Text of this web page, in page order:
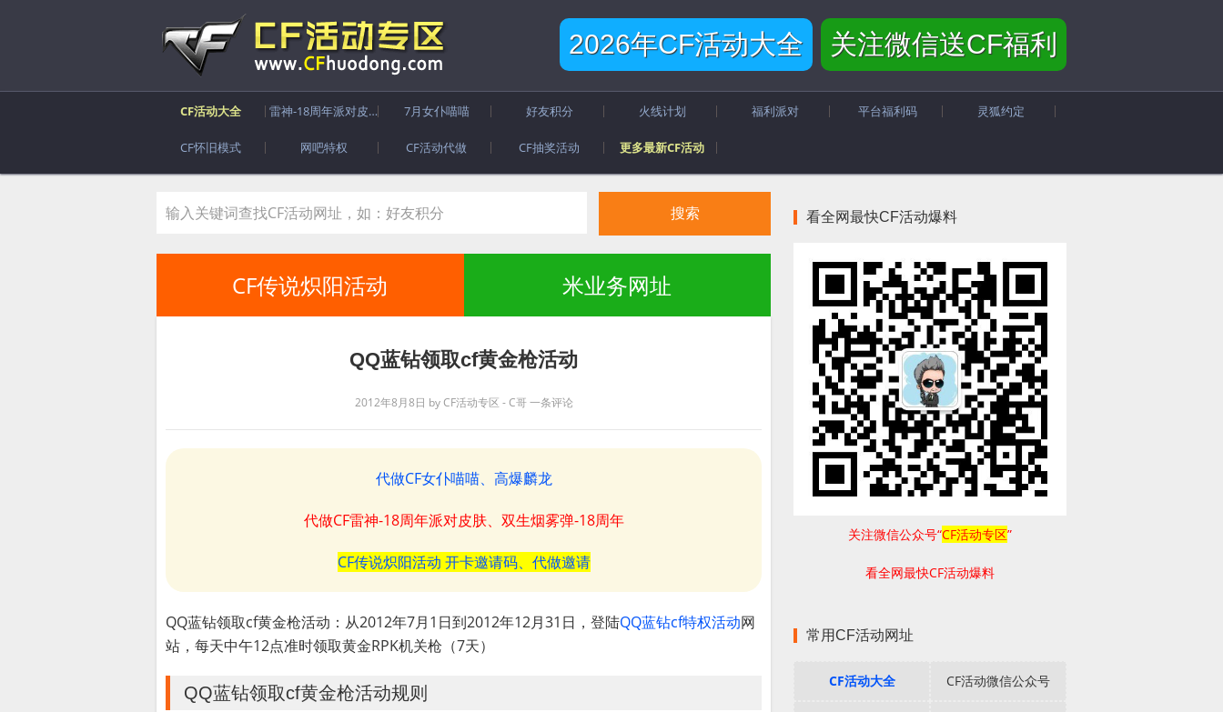
2026年CF活动大全 关注微信送CF福利
CF活动大全 雷神-18周年派对皮肤 7月女仆喵喵 好友积分 火线计划 福利派对 平台福利码 灵狐约定
CF怀旧模式 网吧特权 CF活动代做 CF抽奖活动 更多最新CF活动
CF传说炽阳活动 米业务网址
QQ蓝钻领取cf黄金枪活动
2012年8月8日 byCF活动专区 - C哥 一条评论
代做CF女仆喵喵、高爆麟龙
代做CF雷神-18周年派对皮肤、双生烟雾弹-18周年
CF传说炽阳活动 开卡邀请码、代做邀请
QQ蓝钻领取cf黄金枪活动：从2012年7月1日到2012年12月31日，登陆QQ蓝钻cf特权活动网
站，每天中午12点准时领取黄金RPK机关枪（7天）
QQ蓝钻领取cf黄金枪活动规则
看全网最快CF活动爆料
关注微信公众号“CF活动专区”
看全网最快CF活动爆料
常用CF活动网址
CF活动大全 CF活动微信公众号